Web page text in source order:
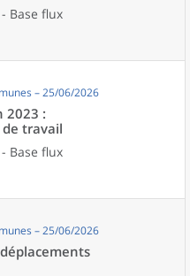
Base flux
– 25/06/2026
2023 :
travail
Base flux
– 25/06/2026